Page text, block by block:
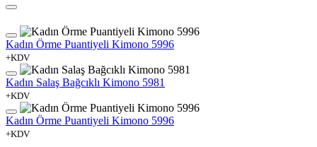
Kadın Örme Puantiyeli Kimono 5996
+KDV
Kadın Salaş Bağcıklı Kimono 5981
+KDV
Kadın Örme Puantiyeli Kimono 5996
+KDV